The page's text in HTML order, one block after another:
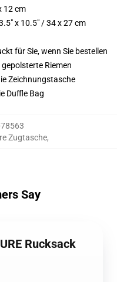
12 cm
x 10.5" / 34 x 27 cm
für Sie, wenn Sie bestellen
Riemen
Zeichnungstasche
Duffle Bag
78563
Zugtasche,
Say
Rucksack